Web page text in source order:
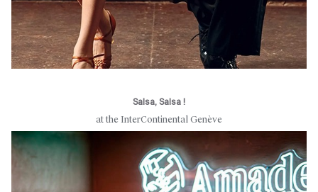
Salsa, Salsa !
at the InterContinental Genève